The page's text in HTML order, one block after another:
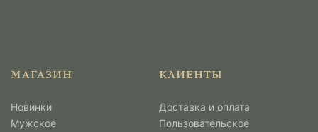
МАГАЗИН
Новинки
Мужcкое
КЛИЕНТЫ
Доставка и оплата
Пользовательское